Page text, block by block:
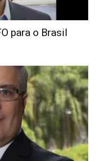
para o Brasil